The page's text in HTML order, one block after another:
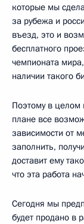
которые мы
за рубежа и
въезд, это и
бесплатного
чемпионата
наличии такого
Поэтому в целом
плане все
зависимости от
заполнить,
доставит ему
что эта работа
Сегодня мы
будет продано в